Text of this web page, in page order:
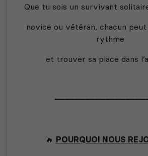
Que tu sois un survivant
novice ou vétéran, chacun
rythme
et trouver sa place dans
🔥 POURQUOI NOUS